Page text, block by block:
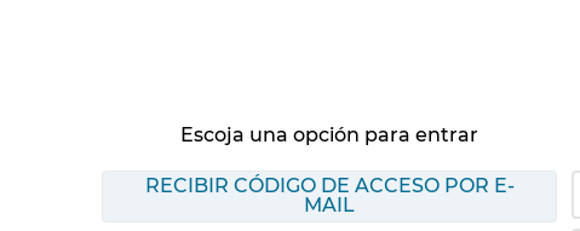
Escoja una opción para entrar
RECIBIR CÓDIGO DE ACCESO POR E-
MAIL